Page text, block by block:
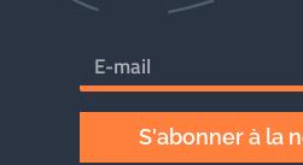
S'abonner à la